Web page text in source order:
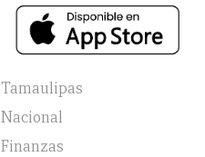
Tamaulipas
Nacional
Finanzas